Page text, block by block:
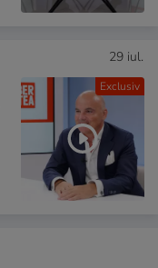
Exclusiv
29 iul.